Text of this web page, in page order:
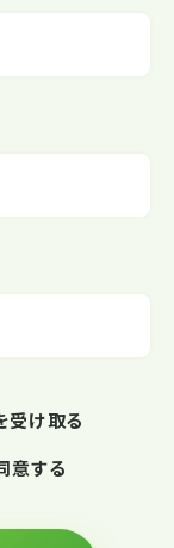
受け取る
意する